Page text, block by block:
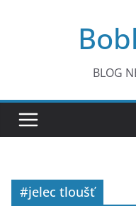
BLOG
#jelec tloušť